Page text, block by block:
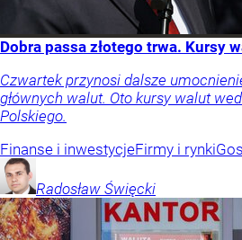
Dobra passa złotego trwa. Kursy
Czwartek przynosi dalsze
głównych walut. Oto kursy walut
Polskiego.
Finanse i inwestycjeFirmy i rynki
Radosław Święcki